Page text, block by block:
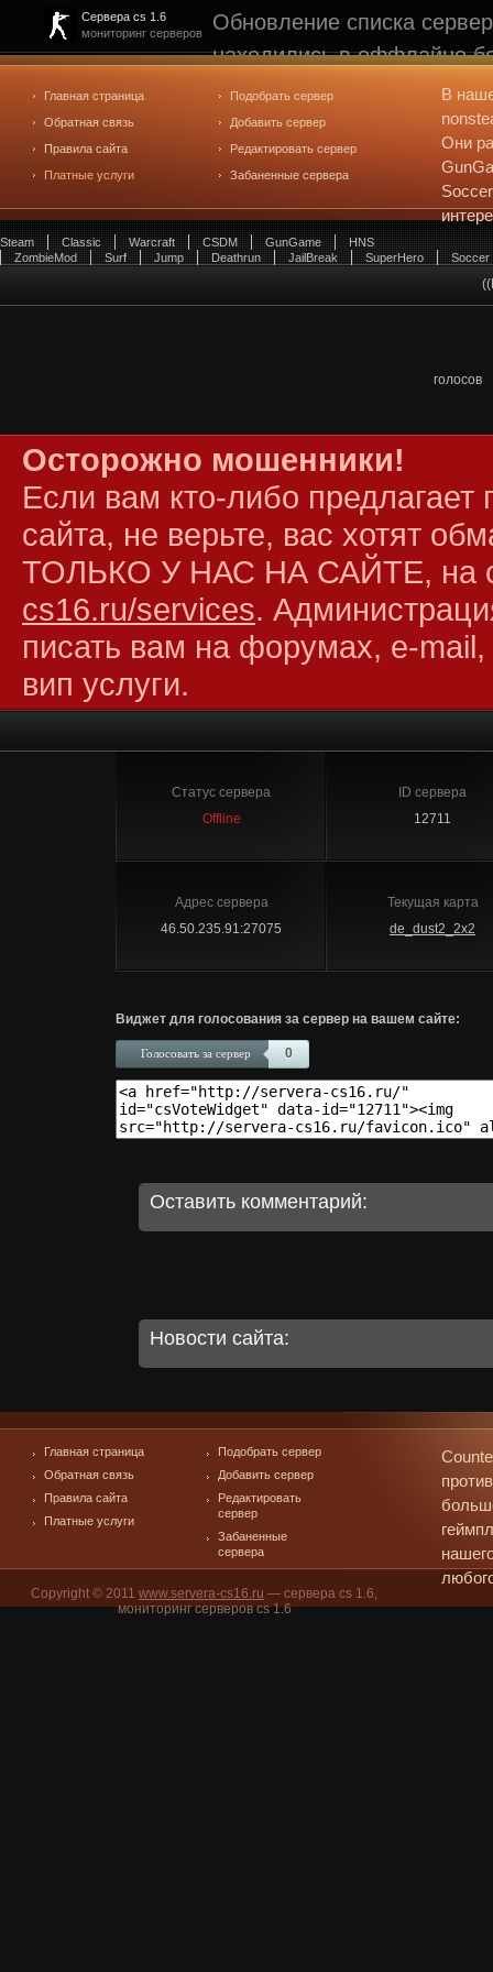
Сервера cs 1.6
мониторинг серверов
Обновление списка
находились в оффлайне
рейтинге не участвуют.
редактирования
.
Главная страница
Обратная связь
Правила сайта
Платные услуги
Подобрать сервер
Добавить сервер
Редактировать сервер
Забаненные сервера
В
Они
Steam Classic Warcraft CSDM GunGame
HNS
ZombieMod
Surf Jump Deathrun JailBreak SuperHero Soccer
голосов
Осторожно мошенники!
Если вам кто-либо
сайта, не верьте, вас хотят
ТОЛЬКО У НАС НА САЙТЕ, на
cs16.ru/services.
писать вам на форумах, e-mail,
вип услуги.
Статус сервера
Offline
ID сервера
12711
Адрес сервера
46.50.235.91:27075
Текущая карта
de_dust2_2x2
Виджет для голосования за сервер на вашем сайте:
0
Голосовать за сервер
Оставить комментарий:
Новости сайта:
Главная страница
Обратная связь
Правила сайта
Платные услуги
Подобрать сервер
Добавить сервер
Редактировать
сервер
Забаненные
сервера
Copyright © 2011 www.servera-cs16.ru — сервера cs 1.6,
мониторинг серверов cs 1.6